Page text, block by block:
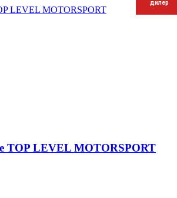
дилер
дилер
дилер